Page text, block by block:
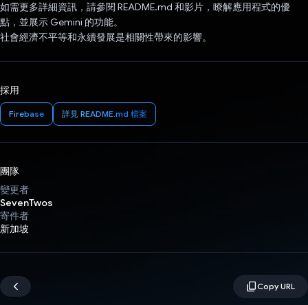
如需更多詳細資訊，請參閱 README.md 和影片，瞭解應用程式的優
點，並展示 Gemini 的功能。
社會經濟不平等和永續發展是相關性帶來的影響。
採用
Firebase 詳見 README.md 檔案
團隊
變更者
SevenTwos
寄件者
新加坡